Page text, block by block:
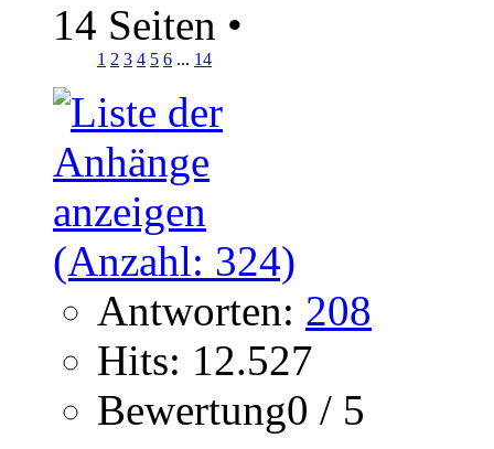
14 Seiten •
1 2 3 4 5 6 ... 14
Antworten: 208
Hits: 12.527
Bewertung0 / 5